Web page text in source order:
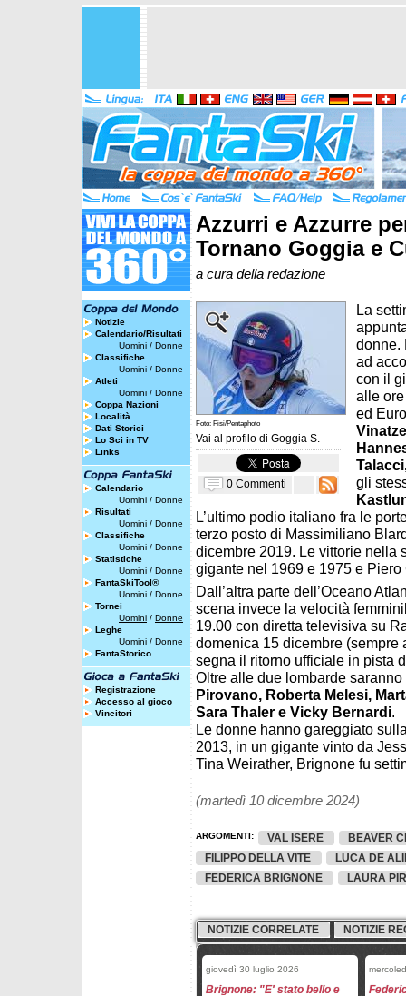
Notizie
Calendario/Risultati
Uomini / Donne
Classifiche
Uomini / Donne
Atleti
Uomini / Donne
Coppa Nazioni
Località
Dati Storici
Lo Sci in TV
Links
Calendario
Uomini / Donne
Risultati
Uomini / Donne
Classifiche
Uomini / Donne
Statistiche
Uomini / Donne
FantaSkiTool®
Uomini / Donne
Tornei
Uomini / Donne
Leghe
Uomini / Donne
FantaStorico
Registrazione
Accesso al gioco
Vincitori
Azzurri e Azzurre
Tornano Goggia e
a cura della redazione
Foto: Fisi/Pentaphoto
Vai al profilo di Goggia S.
0 Commenti
La
donne.
ad
con il
alle
ed
gli
L’ultimo podio italiano fra le
terzo posto di Massimiliano
dicembre 2019. Le vittorie nella
gigante nel 1969 e 1975 e
Dall’altra parte dell’Oceano
scena invece la velocità
19.00 con diretta televisiva su
domenica 15 dicembre (sempre
segna il ritorno ufficiale in pista
Oltre alle due lombarde
Pirovano, Roberta Melesi,
Sara Thaler e Vicky Bernardi.
Le donne hanno gareggiato
2013, in un gigante vinto da
Tina Weirather, Brignone fu
(martedì 10 dicembre 2024)
ARGOMENTI: VAL ISERE
BEAVER
FILIPPO DELLA VITE
LUCA DE
FEDERICA BRIGNONE
LAURA
NOTIZIE CORRELATE NOTIZIE
giovedì 30 luglio 2026
Brignone: "E' stato bello e